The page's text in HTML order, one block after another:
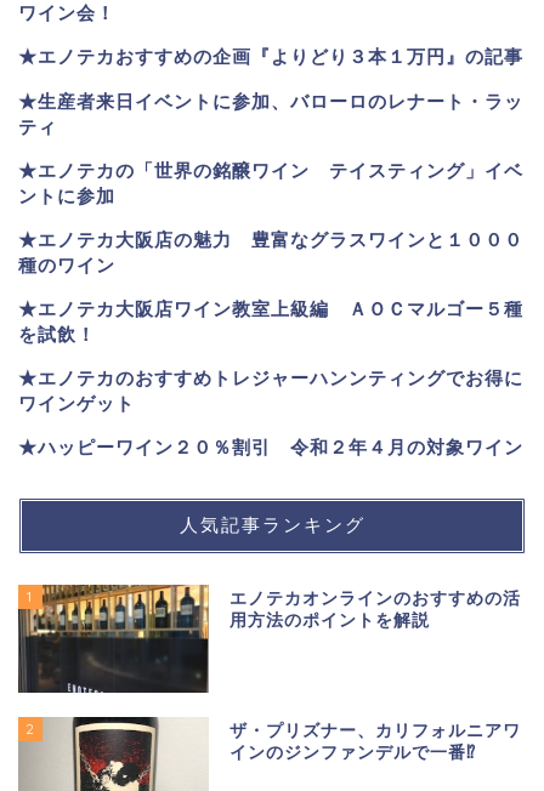
ワイン会！
★エノテカおすすめの企画『よりどり３本１万円』の記事
★生産者来日イベントに参加、バローロのレナート・ラッ
ティ
★エノテカの「世界の銘醸ワイン テイスティング」イベ
ントに参加
★エノテカ大阪店の魅力 豊富なグラスワインと１０００
種のワイン
★エノテカ大阪店ワイン教室上級編 ＡＯＣマルゴー５種
を試飲！
★エノテカのおすすめトレジャーハンンティングでお得に
ワインゲット
★ハッピーワイン２０％割引 令和２年４月の対象ワイン
人気記事ランキング
1
エノテカオンラインのおすすめの活
用方法のポイントを解説
2
ザ・プリズナー、カリフォルニアワ
インのジンファンデルで一番⁉